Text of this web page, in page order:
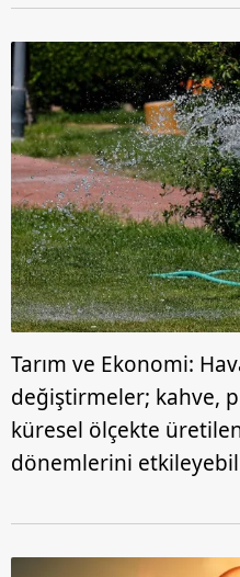
Tarım ve Ekonomi:
değiştirmeler; kahve,
küresel ölçekte
dönemlerini